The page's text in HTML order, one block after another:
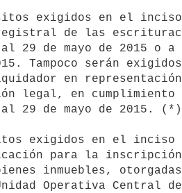
de las
29 de mayo de 2015 o
Tampoco serán
en
legal, en cumplimiento
29 de mayo de 2015. (*)
para la
inmuebles,
Operativa Central